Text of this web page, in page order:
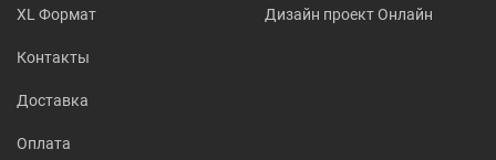
XL Формат Дизайн проект Онлайн
Контакты
Доставка
Оплата